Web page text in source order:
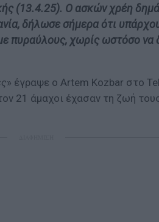
(13.4.25). Ο ασκών χρέη
δήλωσε σήμερα ότι
πυραύλους, χωρίς ωστόσο να
» έγραψε ο Artem Kozbar στο
21 άμαχοι έχασαν τη ζωή